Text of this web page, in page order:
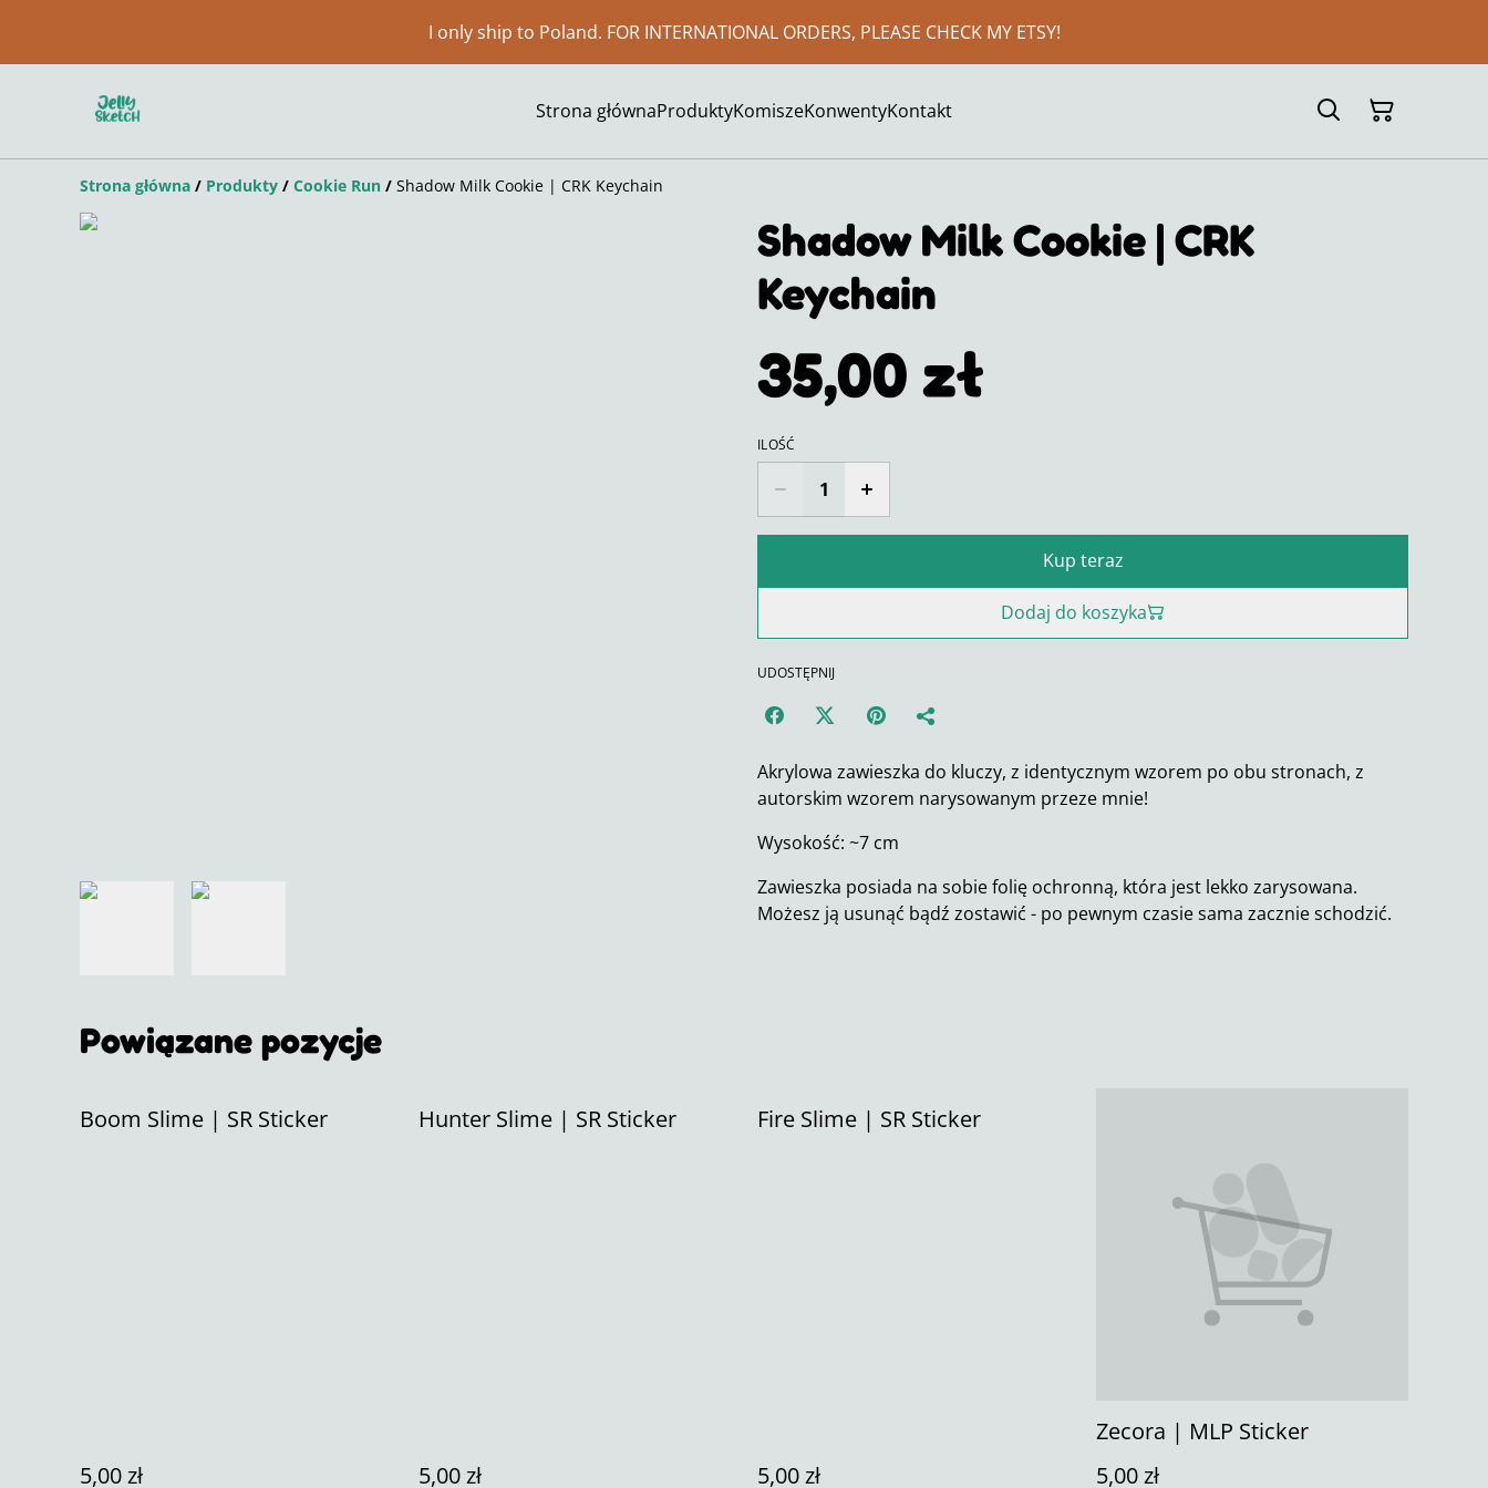
I only ship to Poland. FOR INTERNATIONAL ORDERS, PLEASE CHECK MY ETSY!
Strona głównaProduktyKomiszeKonwentyKontakt
Strona główna / Produkty / Cookie Run / Shadow Milk Cookie | CRK Keychain
Shadow Milk Cookie | CRK
Keychain
35,00 zł
ILOŚĆ
Kup teraz
Dodaj do koszyka
UDOSTĘPNIJ
Akrylowa zawieszka do kluczy, z identycznym wzorem po obu stronach, z
autorskim wzorem narysowanym przeze mnie!
Wysokość: ~7 cm
Zawieszka posiada na sobie folię ochronną, która jest lekko zarysowana.
Możesz ją usunąć bądź zostawić - po pewnym czasie sama zacznie schodzić.
Powiązane pozycje
Boom Slime | SR Sticker
5,00 zł
Hunter Slime | SR Sticker
5,00 zł
Fire Slime | SR Sticker
5,00 zł
Zecora | MLP Sticker
5,00 zł